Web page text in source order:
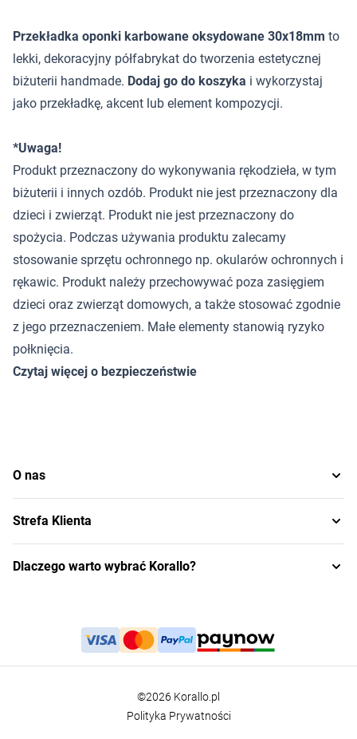
Przekładka oponki karbowane oksydowane 30x18mm to
lekki, dekoracyjny półfabrykat do tworzenia estetycznej
biżuterii handmade. Dodaj go do koszyka i wykorzystaj
jako przekładkę, akcent lub element kompozycji.
*Uwaga!
Produkt przeznaczony do wykonywania rękodzieła, w tym
biżuterii i innych ozdób. Produkt nie jest przeznaczony dla
dzieci i zwierząt. Produkt nie jest przeznaczony do
spożycia. Podczas używania produktu zalecamy
stosowanie sprzętu ochronnego np. okularów ochronnych i
rękawic. Produkt należy przechowywać poza zasięgiem
dzieci oraz zwierząt domowych, a także stosować zgodnie
z jego przeznaczeniem. Małe elementy stanowią ryzyko
połknięcia.
Czytaj więcej o bezpieczeństwie
O nas
Strefa Klienta
Dlaczego warto wybrać Korallo?
©2026 Korallo.pl
Polityka Prywatności